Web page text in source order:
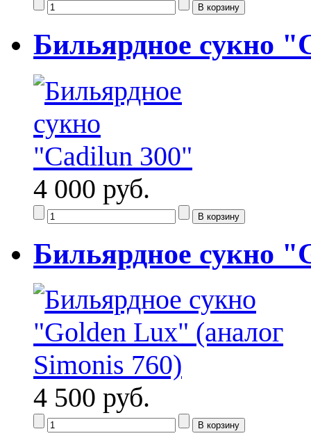
Бильярдное сукно
4 000 руб.
Бильярдное сукно
4 500 руб.